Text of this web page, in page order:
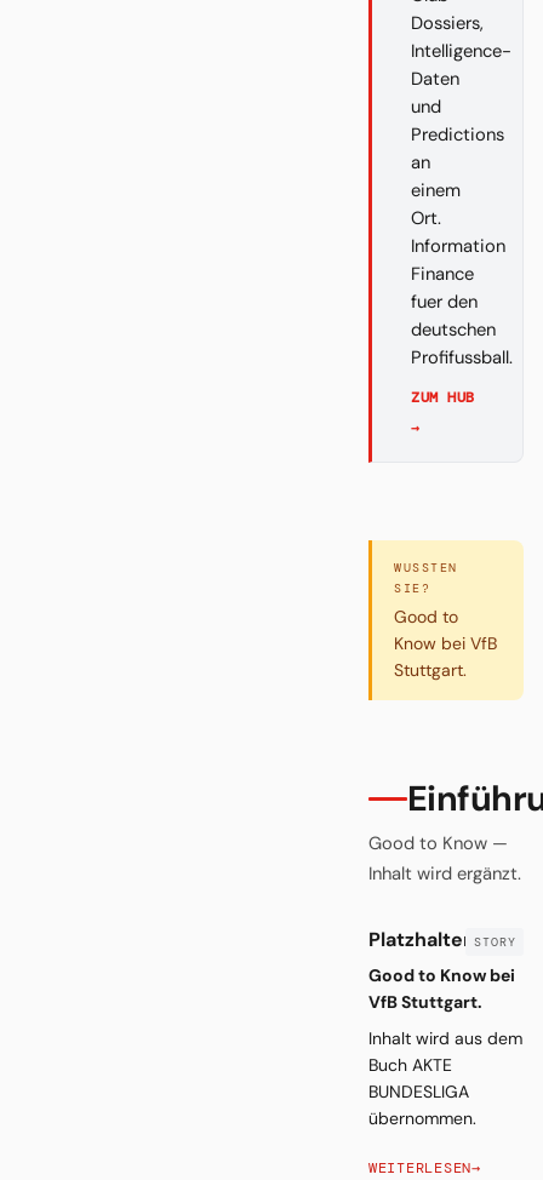
Dossiers,
Intelligence-
Daten
und
Predictions
an
einem
Ort.
Information
Finance
fuer den
deutschen
Profifussball.
ZUM HUB
→
WUSSTEN
SIE?
Good to
Know bei VfB
Stuttgart.
Good to Know —
Inhalt wird ergänzt.
Platzhalter
Good to Know bei
VfB Stuttgart.
Inhalt wird aus dem
Buch AKTE
BUNDESLIGA
übernommen.
WEITERLESEN→